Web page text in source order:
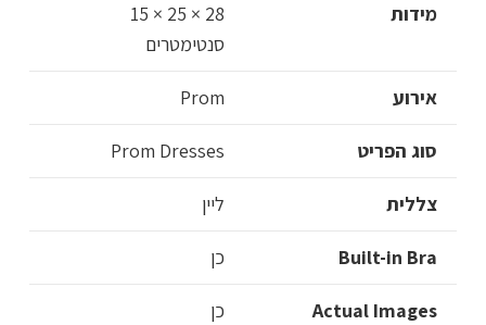
מידות
28 × 25 × 15
סנטימטרים
אירוע Prom
סוג הפריט Prom Dresses
צללית ליין
Built-in Bra כן
Actual Images כן